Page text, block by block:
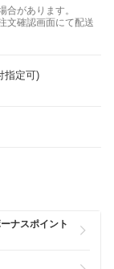
があります。
文確認画面にて配送
指定可)
ナスポイント